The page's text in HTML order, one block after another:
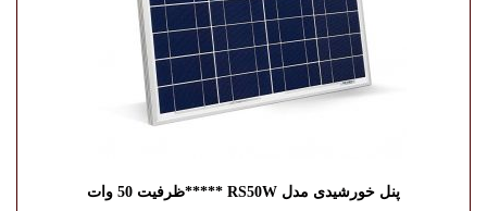
پنل خورشیدی مدل RS50W *****ظرفیت 50 وات